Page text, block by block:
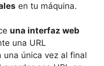
en tu máquina.
una interfaz web
una URL
única vez al final